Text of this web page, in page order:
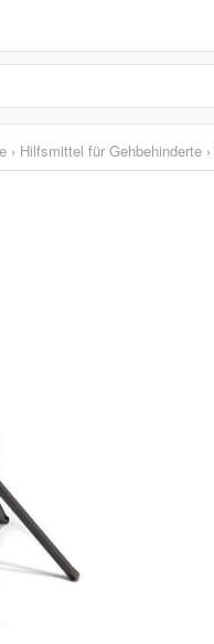
› Hilfsmittel für Gehbehinderte ›